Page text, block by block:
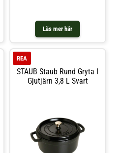
Läs mer här
STAUB Staub Rund Gryta I
Gjutjärn 3,8 L Svart
REA